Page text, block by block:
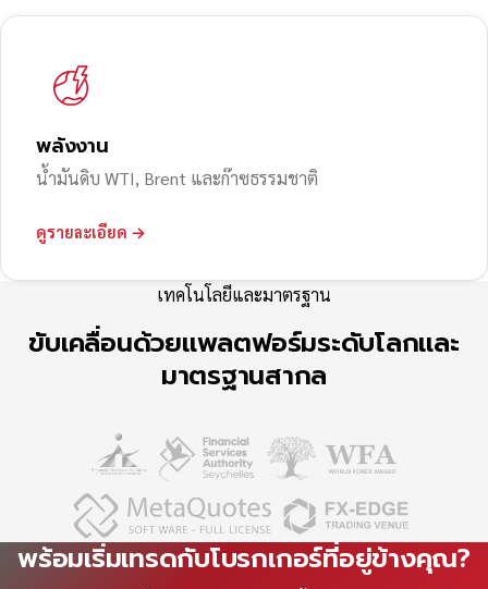
พลังงาน
น้ำมันดิบ WTI, Brent และก๊าซธรรมชาติ
ดูรายละเอียด →
เทคโนโลยีและมาตรฐาน
ขับเคลื่อนด้วยแพลตฟอร์มระดับโลกและ
มาตรฐานสากล
พร้อมเริ่มเทรดกับโบรกเกอร์ที่อยู่ข้างคุณ?